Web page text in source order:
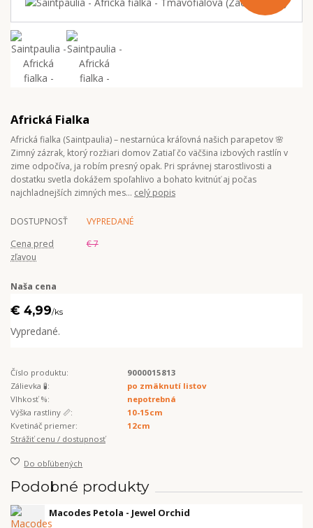
Africká Fialka
Africká fialka (Saintpaulia) – nestarnúca kráľovná našich parapetov 🌸
Zimný zázrak, ktorý rozžiari domov Zatiaľ čo väčšina izbových rastlín v
zime odpočíva, ja robím presný opak. Pri správnej starostlivosti a
dostatku svetla dokážem spoľahlivo a bohato kvitnúť aj počas
najchladnejších zimných mes... celý popis
DOSTUPNOSŤ
VYPREDANÉ
Cena pred
zľavou
€ 7
Naša cena
€ 4,99/ks
Vypredané.
Číslo produktu:
9000015813
Zálievka 🧪:
po zmäknutí listov
Vlhkosť %:
nepotrebná
Výška rastliny 📏:
10-15cm
Kvetináč priemer:
12cm
Strážiť cenu / dostupnosť
Do obľúbených
Podobné produkty
Macodes Petola - Jewel Orchid